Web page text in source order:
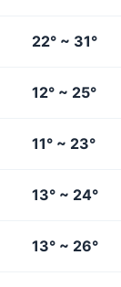
22° ~ 31°
12° ~ 25°
11° ~ 23°
13° ~ 24°
13° ~ 26°